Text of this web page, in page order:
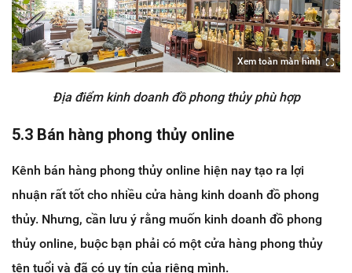
Xem toàn màn hình
Địa điểm kinh doanh đồ phong thủy phù hợp
5.3 Bán hàng phong thủy online
Kênh bán hàng phong thủy online hiện nay tạo ra lợi
nhuận rất tốt cho nhiều cửa hàng kinh doanh đồ phong
thủy. Nhưng, cần lưu ý rằng muốn kinh doanh đồ phong
thủy online, buộc bạn phải có một cửa hàng phong thủy
tên tuổi và đã có uy tín của riêng mình.